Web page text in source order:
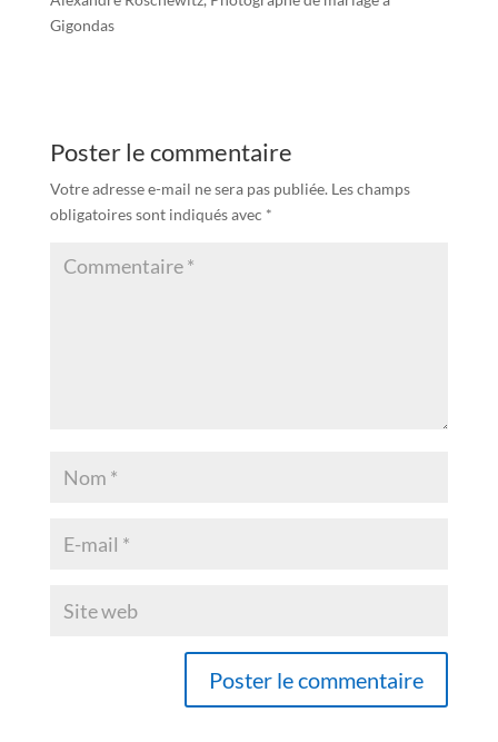
Gigondas
Poster le commentaire
Votre adresse e-mail ne sera pas publiée. Les champs
obligatoires sont indiqués avec *